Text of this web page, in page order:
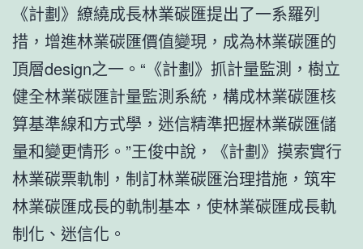
《計劃》繚繞成長林業碳匯提出了一系羅列
措，增進林業碳匯價值變現，成為林業碳匯的
頂層design之一。“《計劃》抓計量監測，樹立
健全林業碳匯計量監測系統，構成林業碳匯核
算基準線和方式學，迷信精準把握林業碳匯儲
量和變更情形。”王俊中說，《計劃》摸索實行
林業碳票軌制，制訂林業碳匯治理措施，筑牢
林業碳匯成長的軌制基本，使林業碳匯成長軌
制化、迷信化。